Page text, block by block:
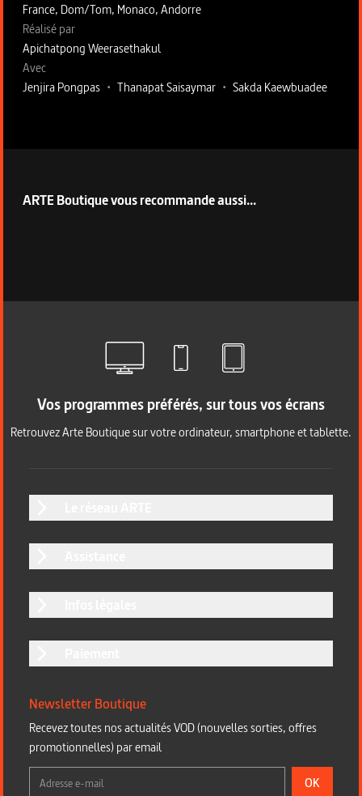
France, Dom/Tom, Monaco, Andorre
Fiche technique section droite
Réalisé par
Apichatpong Weerasethakul
Avec
Jenjira Pongpas • Thanapat Saisaymar • Sakda Kaewbuadee
ARTE Boutique vous recommande aussi...
Vos programmes préférés, sur tous vos écrans
Retrouvez Arte Boutique sur votre ordinateur, smartphone et tablette.
Newsletter Boutique
Recevez toutes nos actualités VOD (nouvelles sorties, offres
promotionnelles) par email
OK